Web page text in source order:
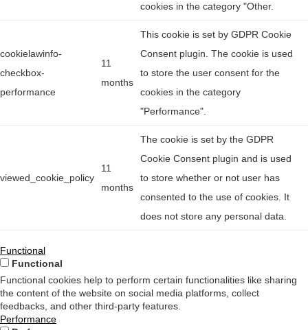
cookies in the category "Other.
cookielawinfo-
checkbox-
performance
11
months
This cookie is set by GDPR Cookie
Consent plugin. The cookie is used
to store the user consent for the
cookies in the category
"Performance".
viewed_cookie_policy
11
months
The cookie is set by the GDPR
Cookie Consent plugin and is used
to store whether or not user has
consented to the use of cookies. It
does not store any personal data.
Functional
Functional
Functional cookies help to perform certain functionalities like sharing
the content of the website on social media platforms, collect
feedbacks, and other third-party features.
Performance